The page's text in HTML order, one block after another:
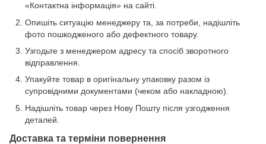
«Контактна інформація» на сайті.
Опишіть ситуацію менеджеру та, за потреби, надішліть
фото пошкодженого або дефектного товару.
Узгодьте з менеджером адресу та спосіб зворотного
відправлення.
Упакуйте товар в оригінальну упаковку разом із
супровідними документами (чеком або накладною).
Надішліть товар через Нову Пошту після узгодження
деталей.
Доставка та терміни повернення